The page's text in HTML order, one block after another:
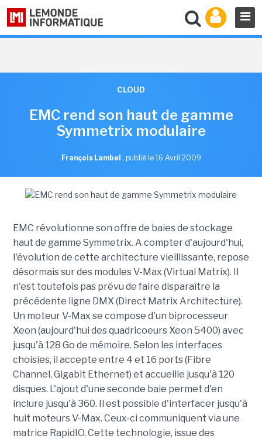
CLOUD
EMC rend son haut de gamme
Symmetrix modulaire
François Lambel , publié le 16 Avril 2009
EMC révolutionne son offre de baies de stockage
haut de gamme Symmetrix. A compter d'aujourd'hui,
l'évolution de cette architecture vieillissante, repose
désormais sur des modules V-Max (Virtual Matrix). Il
n'est toutefois pas prévu de faire disparaître la
précédente ligne DMX (Direct Matrix Architecture).
Un moteur V-Max se compose d'un biprocesseur
Xeon (aujourd'hui des quadricoeurs Xeon 5400) avec
jusqu'à 128 Go de mémoire. Selon les interfaces
choisies, il accepte entre 4 et 16 ports (Fibre
Channel, Gigabit Ethernet) et accueille jusqu'à 120
disques. L'ajout d'une seconde baie permet d'en
inclure jusqu'à 360. Il est possible d'interfacer jusqu'à
huit moteurs V-Max. Ceux-ci communiquent via une
matrice RapidIO. Cette technologie, issue des